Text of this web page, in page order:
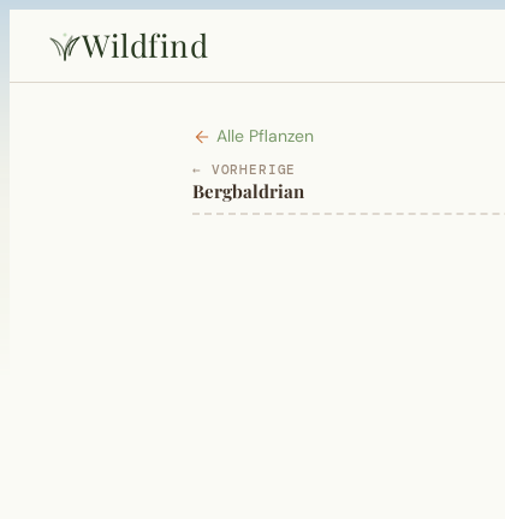
Wildfind
Alle Pflanzen
← VORHERIGE
Bergbaldrian